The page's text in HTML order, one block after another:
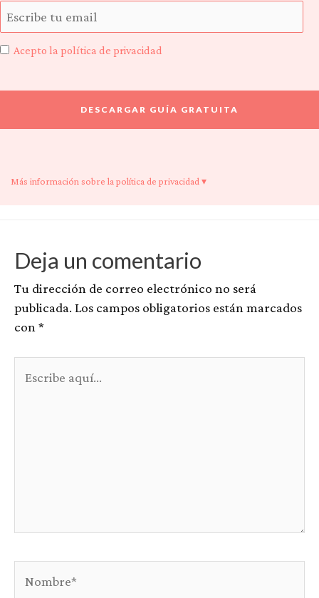
Acepto la política de privacidad
Más información sobre la política de privacidad ▾
Deja un comentario
Tu dirección de correo electrónico no será
publicada. Los campos obligatorios están marcados
con*
aquí...